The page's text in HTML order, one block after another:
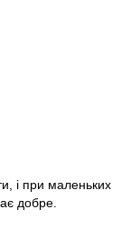
і при маленьких
добре.